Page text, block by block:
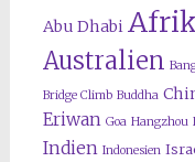
Abu Dhabi
Australien
Bridge Climb Buddha
Eriwan Goa Hangzhou
Indien Indonesien